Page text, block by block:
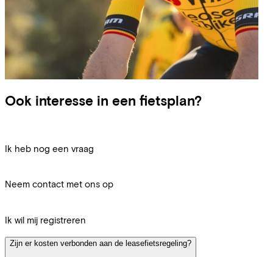
Ook interesse in een fietsplan?
Ik heb nog een vraag
Neem contact met ons op
Ik wil mij registreren
Zijn er kosten verbonden aan de leasefietsregeling?